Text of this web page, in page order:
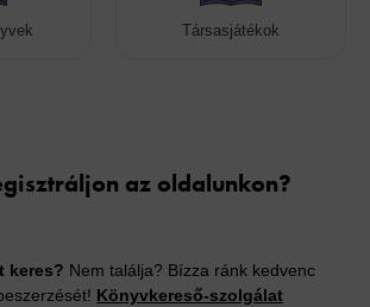
Társasjátékok
az oldalunkon?
keres? Nem találja? Bízza ránk kedvenc
Könyvkereső-szolgálat